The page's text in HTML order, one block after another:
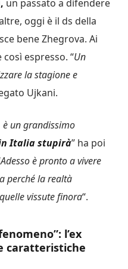
un passato a difendere
oggi è il ds della
bene Zhegrova. Ai
espresso. “Un
la stagione e
Ujkani.
è un grandissimo
Italia stupirà” ha poi
Adesso è pronto a vivere
perché la realtà
vissute finora“.
l’ex
caratteristiche